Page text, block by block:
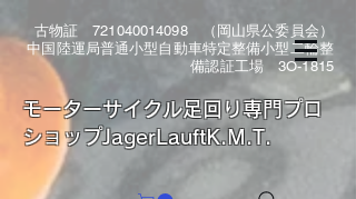
古物証721040014098（岡山県公委員会）
中国陸運局普通小型自動車特定整備小型二輪整
備認証工場 3O-1815
​モーターサイクル足回り専門プロ
ショップJagerLauftK.M.T.